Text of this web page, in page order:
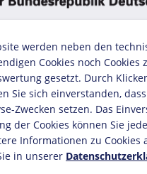
werden neben den
Cookies noch Cookies
gesetzt. Durch
Sie sich einverstanden,
Zwecken setzen. Das
der Cookies können Sie
Informationen zu Cookies
in unserer